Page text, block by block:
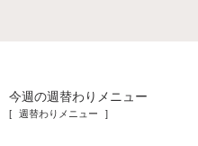
今週の週替わりメニュー
[ 週替わりメニュー ]